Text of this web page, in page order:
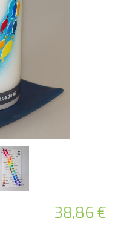
38,86 €